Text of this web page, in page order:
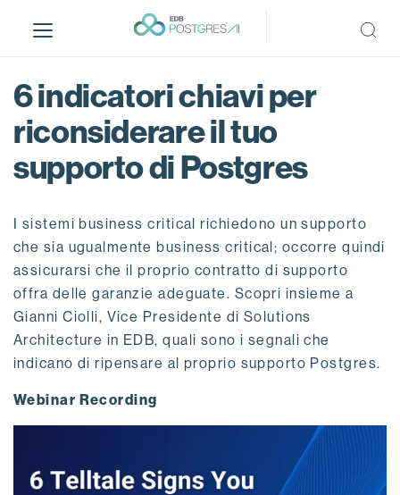
i
6 indicatori chiavi per
riconsiderare il tuo
supporto di Postgres
I sistemi business critical richiedono un supporto
che sia ugualmente business critical; occorre quindi
assicurarsi che il proprio contratto di supporto
offra delle garanzie adeguate. Scopri insieme a
Gianni Ciolli, Vice Presidente di Solutions
Architecture in EDB, quali sono i segnali che
indicano di ripensare al proprio supporto Postgres.
Webinar Recording